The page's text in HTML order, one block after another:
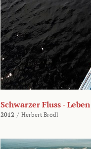
Schwarzer Fluss -
2012 / Herbert Brödl